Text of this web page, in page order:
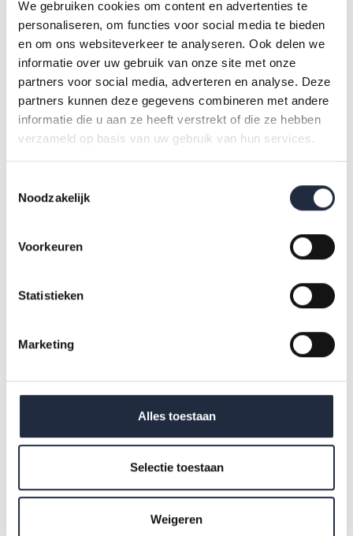
We gebruiken cookies om content en advertenties te
personaliseren, om functies voor social media te bieden
en om ons websiteverkeer te analyseren. Ook delen we
informatie over uw gebruik van onze site met onze
partners voor social media, adverteren en analyse. Deze
partners kunnen deze gegevens combineren met andere
informatie die u aan ze heeft verstrekt of die ze hebben
verzameld op basis van uw gebruik van hun services.
Noodzakelijk
Voorkeuren
Statistieken
Marketing
Alles toestaan
Selectie toestaan
Weigeren
www.prognosemodelzw.nl.
Wegwijs in het prognosemodel en
de scenario-editor
In de on-demand webinarreeks van AZW
[https://www.azwinfo.nl/on-demand-webinar-aan-de-slag-
welzijn/]wordt uitgelegd hoe het Prognosemodel werkt en
wat je ermee kunt doen. Ook krijg je een blik onder de
motorkap van het prognosemodel. In het derde webinar uit
scenario-editor werkt. Ook krijg je de gebruikersinstructie
Daarmee krijg je toegang tot de online tool.
Binnenkort: nieuw webinar over
het prognosemodel in 2022